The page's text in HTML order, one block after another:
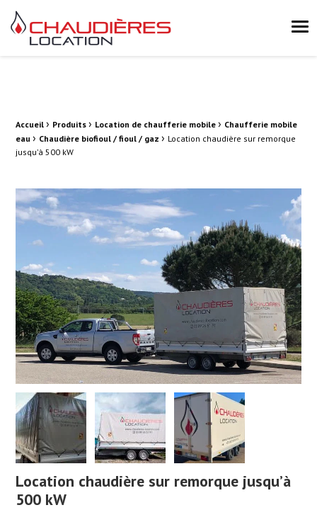
Chaudières Location Location de chaudière et chaufferie mobile
Fil d'Ariane :
Accueil › Produits › Location de chaufferie mobile › Chaufferie mobile
eau › Chaudière biofioul / fioul / gaz › Location chaudière sur remorque
jusqu’à 500 kW
Location chaudière sur remorque jusqu’à
500 kW